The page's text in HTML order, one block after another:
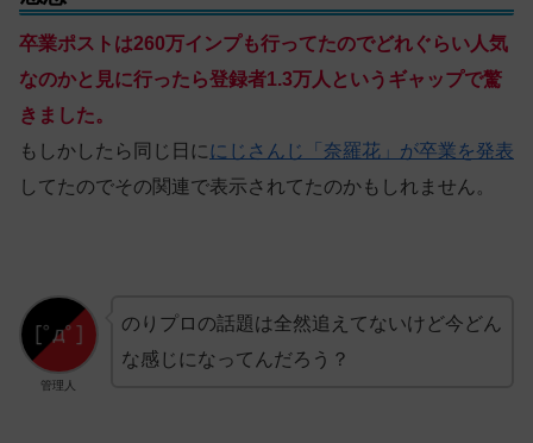
卒業ポストは260万インプも行ってたのでどれぐらい人気
なのかと見に行ったら登録者1.3万人というギャップで驚
きました。
もしかしたら同じ日ににじさんじ「奈羅花」が卒業を発表
してたのでその関連で表示されてたのかもしれません。
管理人
のりプロの話題は全然追えてないけど今どん
な感じになってんだろう？